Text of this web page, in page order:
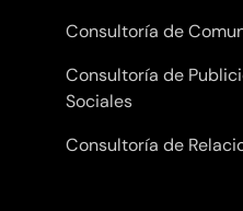
Consultoría de
Consultoría de
Sociales
Consultoría de